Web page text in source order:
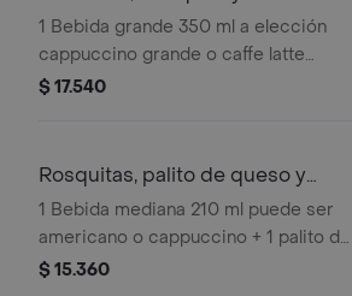
caliente
1 Bebida grande 350 ml a elección
cappuccino grande o caffe latte
grande + 1 croissant tostao + 1
$ 17.540
Rosquitas, palito de queso y
bebida
1 Bebida mediana 210 ml puede ser
americano o cappuccino + 1 palito de
queso mini tostao (tradicional o
$ 15.360